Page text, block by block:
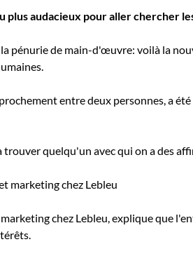
audacieux pour aller chercher
pénurie de main-d'œuvre: voilà la
entre deux personnes, a
quelqu'un avec qui on a des
marketing chez Lebleu
chez Lebleu, explique que